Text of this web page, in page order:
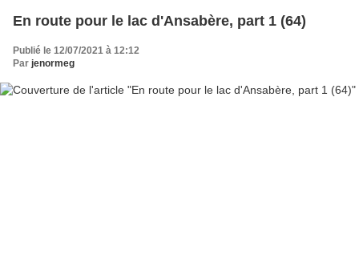
En route pour le lac d'Ansabère, part 1 (64)
Publié le 12/07/2021 à 12:12
Par jenormeg